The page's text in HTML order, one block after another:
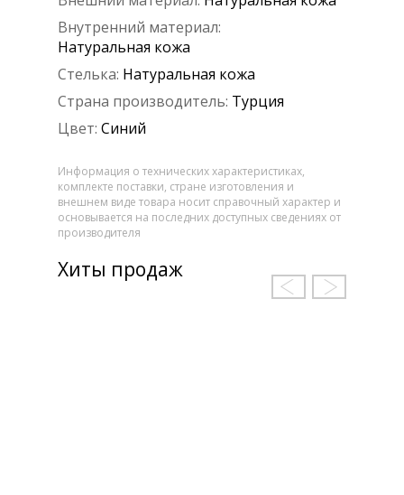
Внутренний материал:
Натуральная кожа
Стелька: Натуральная кожа
Страна производитель: Турция
Цвет: Синий
Информация о технических характеристиках,
комплекте поставки, стране изготовления и
внешнем виде товара носит справочный характер и
основывается на последних доступных сведениях от
производителя
Хиты продаж